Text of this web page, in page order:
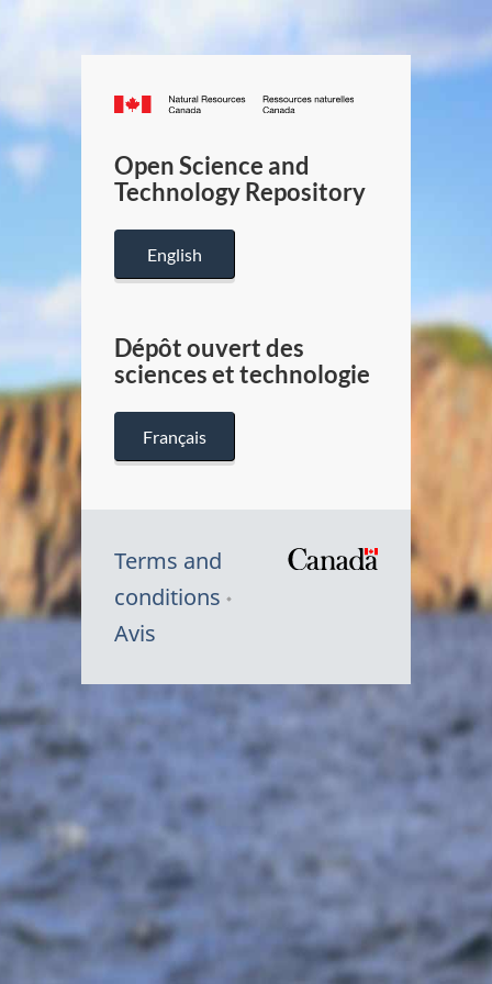
Canada.ca
/
Canada
Open Science and
Technology Repository
English
Dépôt ouvert des
sciences et technologie
Français
Terms and
conditions
Avis
Symbole
Canada